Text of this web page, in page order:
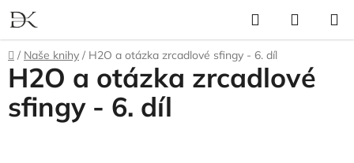
Přejít
na
obsah
Hledat
KOŠÍK
Domů
/ Naše knihy / H2O a otázka zrcadlové sfingy - 6. díl
H2O a otázka zrcadlové
sfingy - 6. díl